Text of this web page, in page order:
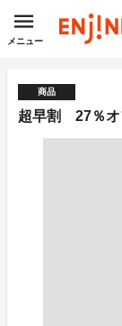
メニュー
商品
超早割 27％オ